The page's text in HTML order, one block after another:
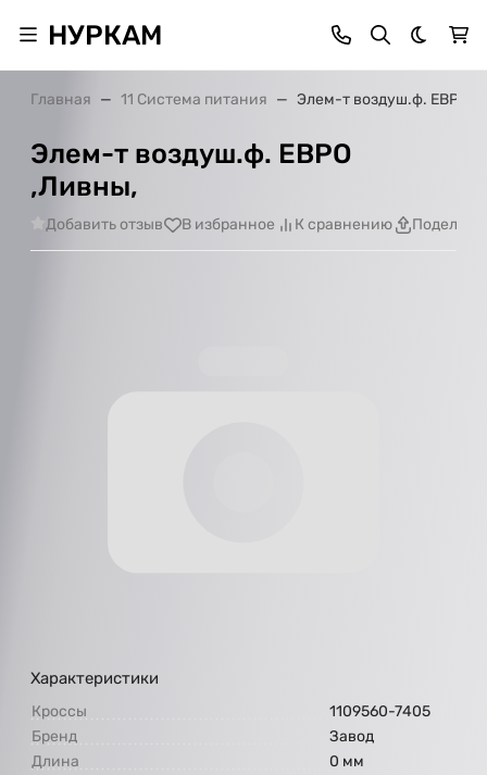
НУРКАМ Темная
Главная 11 Система питания Элем-т воздуш.ф. ЕВРО
Элем-т воздуш.ф. ЕВРО
,Ливны,
Добавить отзыв В избранное К сравнению
Характеристики
Кроссы
1109560-7405
Бренд
Завод
Длина
0 мм